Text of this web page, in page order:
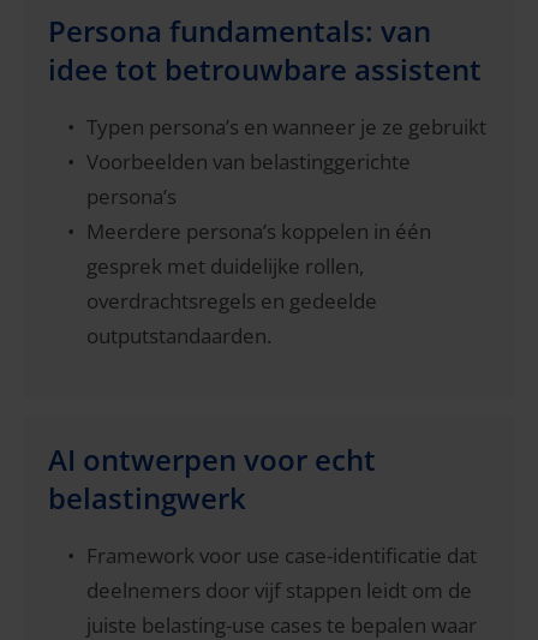
Persona fundamentals: van
idee tot betrouwbare assistent
Typen persona’s en wanneer je ze gebruikt
Voorbeelden van belastinggerichte
persona’s
Meerdere persona’s koppelen in één
gesprek met duidelijke rollen,
overdrachtsregels en gedeelde
outputstandaarden.
AI ontwerpen voor echt
belastingwerk
Framework voor use case-identificatie dat
deelnemers door vijf stappen leidt om de
juiste belasting-use cases te bepalen waar